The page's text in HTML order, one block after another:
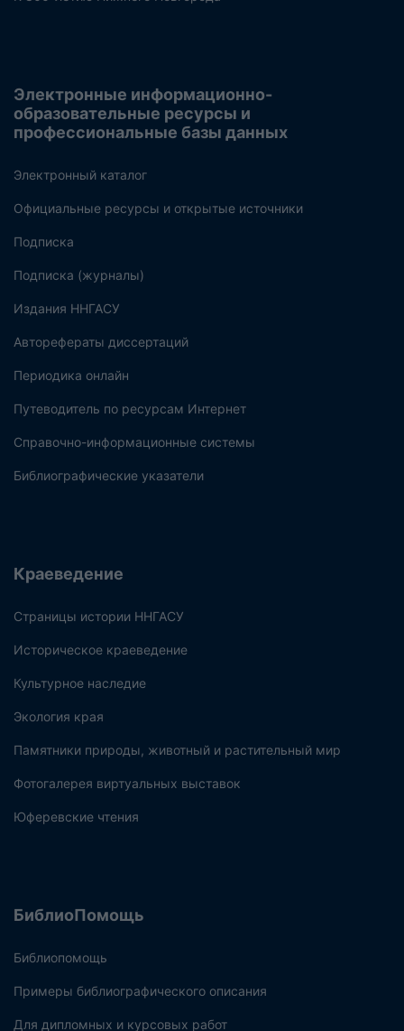
Электронные информационно-
образовательные ресурсы и
профессиональные базы данных
Электронный каталог
Официальные ресурсы и открытые источники
Подписка
Подписка (журналы)
Издания ННГАСУ
Авторефераты диссертаций
Периодика онлайн
Путеводитель по ресурсам Интернет
Справочно-информационные системы
Библиографические указатели
Краеведение
Страницы истории ННГАСУ
Историческое краеведение
Культурное наследие
Экология края
Памятники природы, животный и растительный мир
Фотогалерея виртуальных выставок
Юферевские чтения
БиблиоПомощь
Библиопомощь
Примеры библиографического описания
Для дипломных и курсовых работ